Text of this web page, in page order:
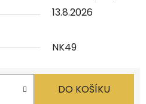
13.8.2026
NK49
DO KOŠÍKU